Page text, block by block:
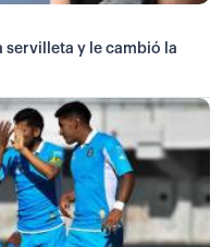
servilleta y le cambió la